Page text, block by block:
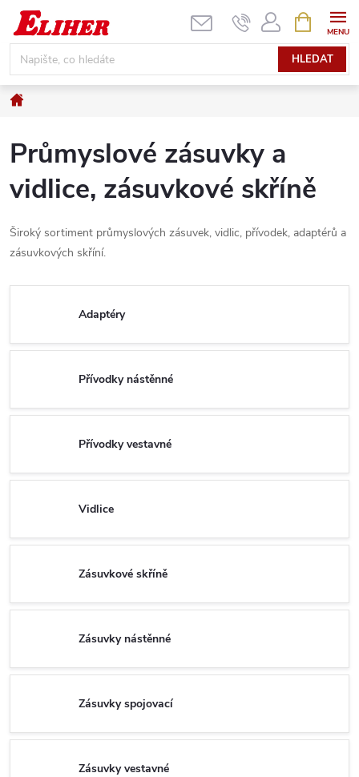
Přejít
obsah
HLEDAT
NÁKUPNÍ
KOŠÍK
Domů
Průmyslové zásuvky a
vidlice, zásuvkové skříně
Široký sortiment průmyslových zásuvek, vidlic, přívodek, adaptérů a
zásuvkových skříní.
Adaptéry
Přívodky nástěnné
Přívodky vestavné
Vidlice
Zásuvkové skříně
Zásuvky nástěnné
Zásuvky spojovací
Zásuvky vestavné